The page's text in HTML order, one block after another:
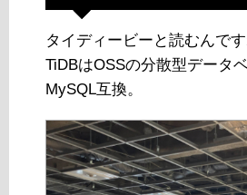
タイディービーと読むんです
TiDBはOSSの分散型データベ
MySQL互換。